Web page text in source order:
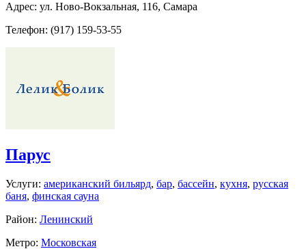
Адрес: ул. Ново-Вокзальная, 116, Самара
Телефон: (917) 159-53-55
Парус
Услуги: американский бильярд, бар, бассейн, кухня, русская
баня, финская сауна
Район: Ленинский
Метро: Московская